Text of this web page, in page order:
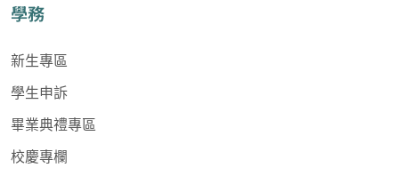
學務
新生專區
學生申訴
畢業典禮專區
校慶專欄